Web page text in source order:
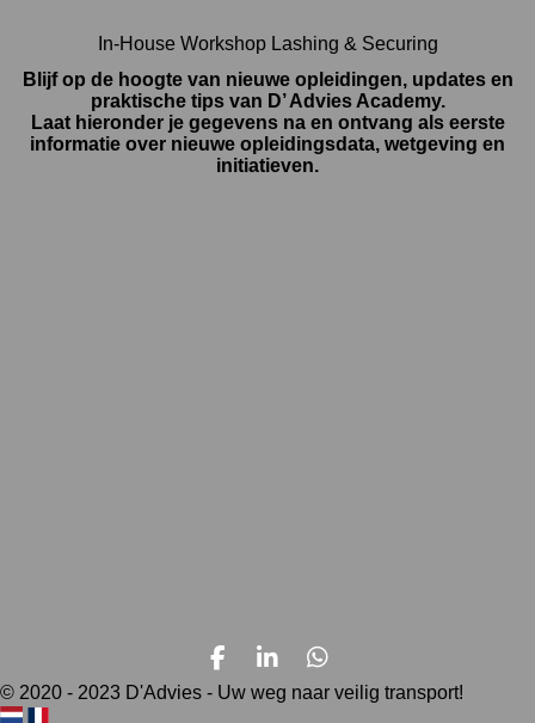
In-House Workshop Lashing & Securing
Blijf op de hoogte van nieuwe opleidingen, updates en
praktische tips van D’ Advies Academy.
Laat hieronder je gegevens na en ontvang als eerste
informatie over nieuwe opleidingsdata, wetgeving en
initiatieven.
F
a
L
i
W
h
© 2020 - 2023 D'Advies - Uw weg naar veilig transport!